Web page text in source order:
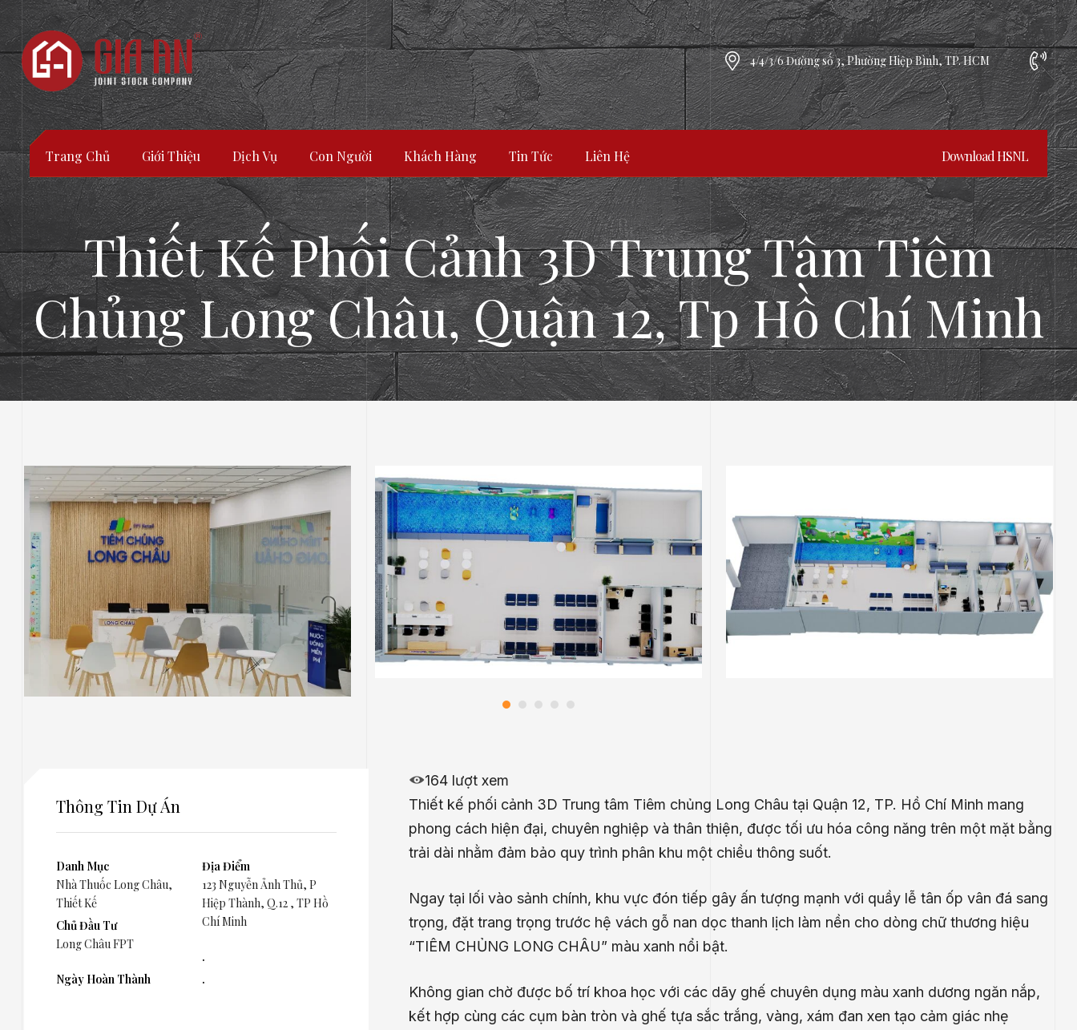
4/4/3/6 Đường số 3, Phường Hiệp Bình, TP. HCM
Trang Chủ Giới Thiệu Dịch Vụ Con Người Khách Hàng Tin Tức Liên Hệ Download HSNL
Thiết Kế Phối Cảnh 3D Trung Tâm Tiêm
Chủng Long Châu, Quận 12, Tp Hồ Chí Minh
Thông Tin Dự Án
Danh Mục
Nhà Thuốc Long Châu,
Thiết Kế
Chủ Đầu Tư
Long Châu FPT
Ngày Hoàn Thành
Địa Điểm
123 Nguyễn Ảnh Thủ, P
Hiệp Thành, Q.12 , TP Hồ
Chí Minh
.
.
164 lượt xem
Thiết kế phối cảnh 3D Trung tâm Tiêm chủng Long Châu tại Quận 12, TP. Hồ Chí Minh mang
phong cách hiện đại, chuyên nghiệp và thân thiện, được tối ưu hóa công năng trên một mặt bằng
trải dài nhằm đảm bảo quy trình phân khu một chiều thông suốt.
Ngay tại lối vào sảnh chính, khu vực đón tiếp gây ấn tượng mạnh với quầy lễ tân ốp vân đá sang
trọng, đặt trang trọng trước hệ vách gỗ nan dọc thanh lịch làm nền cho dòng chữ thương hiệu
“TIÊM CHỦNG LONG CHÂU” màu xanh nổi bật.
Không gian chờ được bố trí khoa học với các dãy ghế chuyên dụng màu xanh dương ngăn nắp,
kết hợp cùng các cụm bàn tròn và ghế tựa sắc trắng, vàng, xám đan xen tạo cảm giác nhẹ